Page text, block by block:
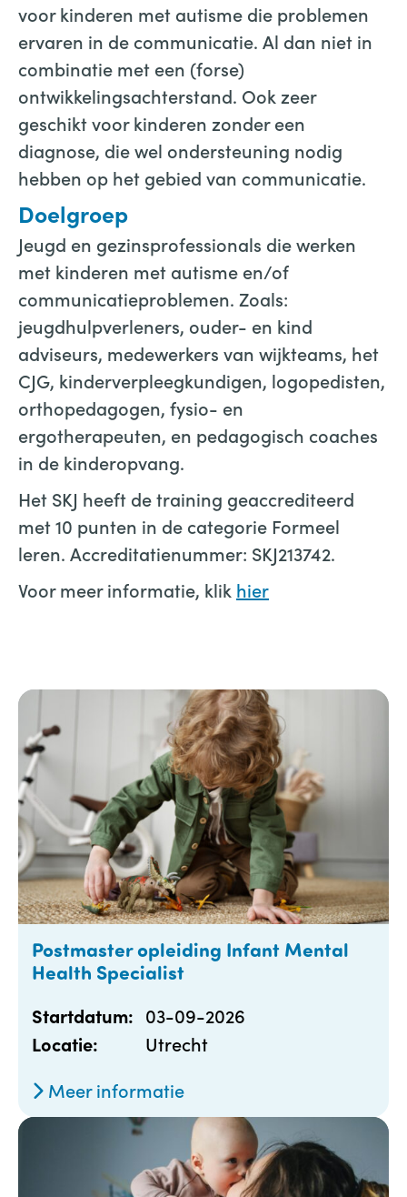
voor kinderen met autisme die problemen
ervaren in de communicatie. Al dan niet in
combinatie met een (forse)
ontwikkelingsachterstand. Ook zeer
geschikt voor kinderen zonder een
diagnose, die wel ondersteuning nodig
hebben op het gebied van communicatie.
Doelgroep
Jeugd en gezinsprofessionals die werken
met kinderen met autisme en/of
communicatieproblemen. Zoals:
jeugdhulpverleners, ouder- en kind
adviseurs, medewerkers van wijkteams, het
CJG, kinderverpleegkundigen, logopedisten,
orthopedagogen, fysio- en
ergotherapeuten, en pedagogisch coaches
in de kinderopvang.
Het SKJ heeft de training geaccrediteerd
met 10 punten in de categorie Formeel
leren. Accreditatienummer: SKJ213742.
Voor meer informatie, klik hier
Postmaster opleiding Infant Mental
Health Specialist
Startdatum: 03-09-2026
Locatie:
Utrecht
Meer informatie